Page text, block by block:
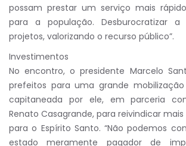
possam prestar um serviço mais
para a população. Desburocratizar
projetos, valorizando o recurso público”.
Investimentos
No encontro, o presidente Marcelo
prefeitos para uma grande
capitaneada por ele, em parceria
Renato Casagrande, para reivindicar
para o Espírito Santo. “Não podemos
estado meramente pagador de